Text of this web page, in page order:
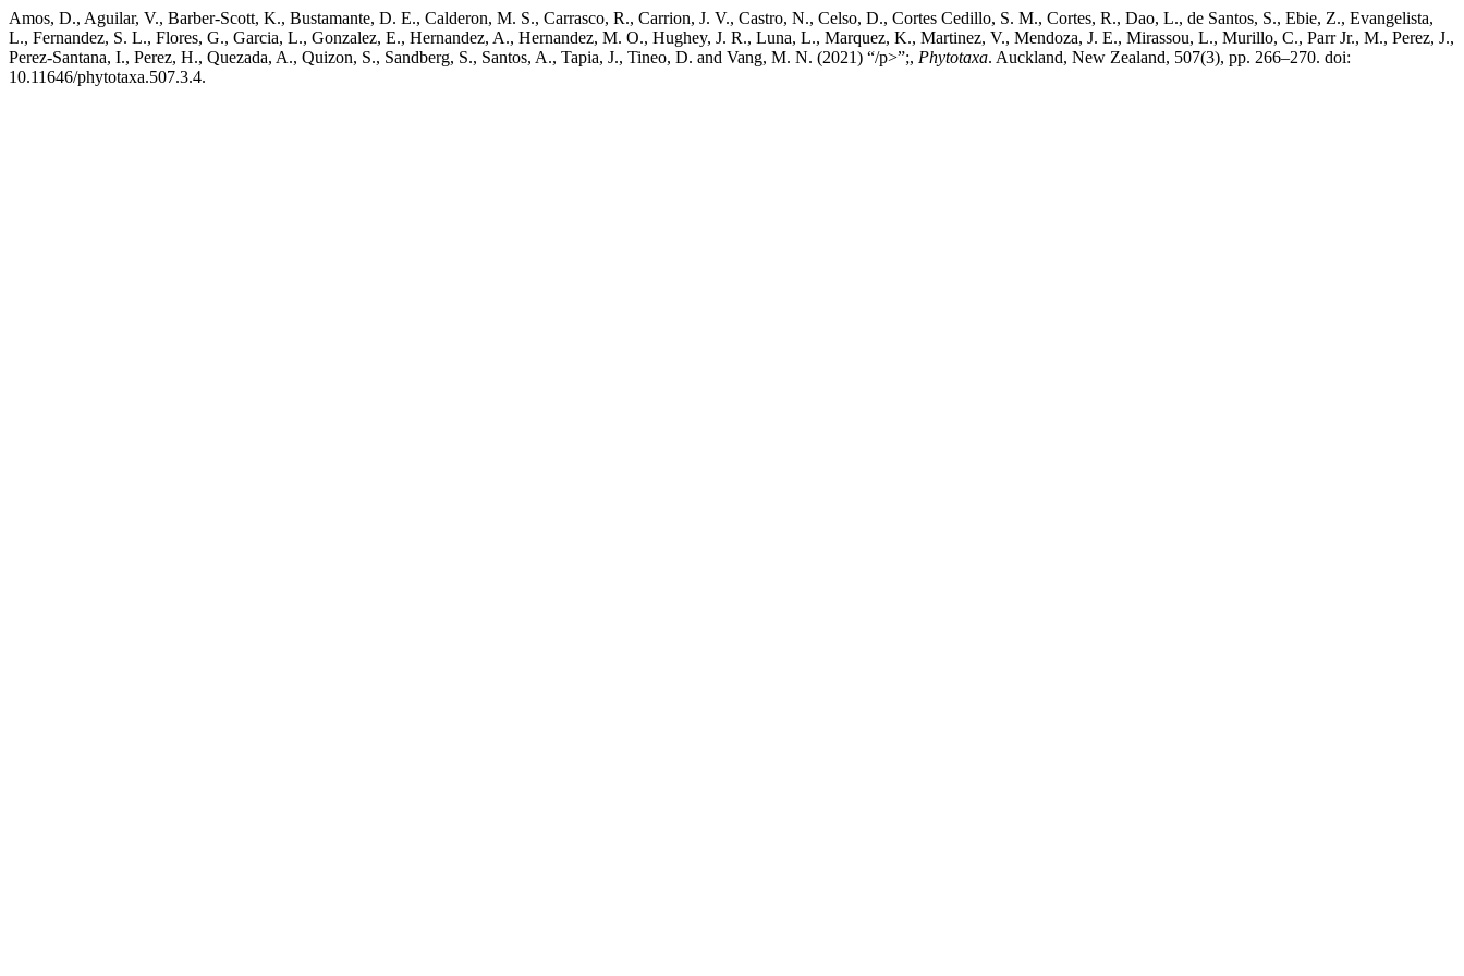
Amos, D., Aguilar, V., Barber-Scott, K., Bustamante, D. E., Calderon, M. S., Carrasco, R., Carrion, J. V., Castro, N., Celso, D., Cortes Cedillo, S. M., Cortes, R., Dao, L., de Santos, S., Ebie, Z., Evangelista,
L., Fernandez, S. L., Flores, G., Garcia, L., Gonzalez, E., Hernandez, A., Hernandez, M. O., Hughey, J. R., Luna, L., Marquez, K., Martinez, V., Mendoza, J. E., Mirassou, L., Murillo, C., Parr Jr., M., Perez, J.,
Perez-Santana, I., Perez, H., Quezada, A., Quizon, S., Sandberg, S., Santos, A., Tapia, J., Tineo, D. and Vang, M. N. (2021) “/p>”;, Phytotaxa. Auckland, New Zealand, 507(3), pp. 266–270. doi:
10.11646/phytotaxa.507.3.4.